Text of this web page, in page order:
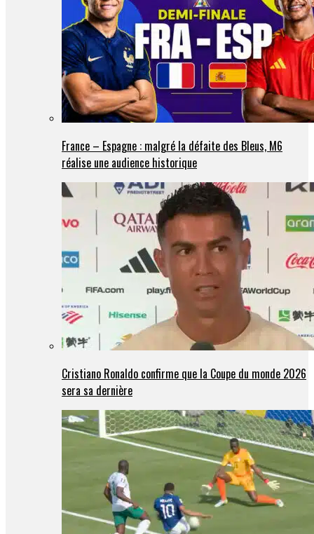
France – Espagne : malgré la défaite des Bleus, M6
réalise une audience historique
Cristiano Ronaldo confirme que la Coupe du monde 2026
sera sa dernière